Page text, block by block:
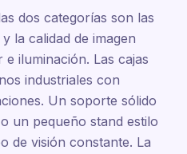
dos categorías son las
la calidad de imagen
iluminación. Las cajas
industriales con
Un soporte sólido
un pequeño stand estilo
de visión constante. La